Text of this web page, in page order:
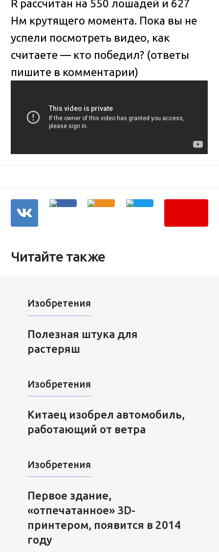
R рассчитан на 550 лошадей и 627
Нм крутящего момента. Пока вы не
успели посмотреть видео, как
считаете — кто победил? (ответы
пишите в комментарии)
Читайте также
Изобретения
Полезная штука для
растеряш
Изобретения
Китаец изобрел автомобиль,
работающий от ветра
Изобретения
Первое здание,
«отпечатанное» 3D-
принтером, появится в 2014
году